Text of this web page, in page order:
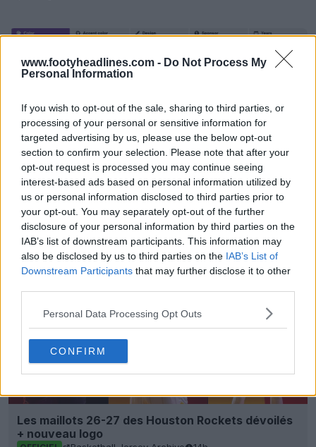
www.footyheadlines.com - Do Not Process My
Personal Information
If you wish to opt-out of the sale, sharing to third parties, or
processing of your personal or sensitive information for
targeted advertising by us, please use the below opt-out
section to confirm your selection. Please note that after your
opt-out request is processed you may continue seeing
interest-based ads based on personal information utilized by
us or personal information disclosed to third parties prior to
your opt-out. You may separately opt-out of the further
disclosure of your personal information by third parties on the
IAB’s list of downstream participants. This information may
also be disclosed by us to third parties on the IAB’s List of
Downstream Participants that may further disclose it to other
Personal Data Processing Opt Outs
CONFIRM
Archives des tenues de foot Recherche avancée
OFFICIEL Football Kit Archive
Les maillots 26-27 des Houston Rockets dévoilés
+ nouveau logo